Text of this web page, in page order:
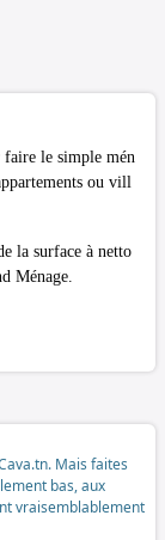
faire le simple mén
ou vill
la surface à netto
Ménage.
Mais faites
bas, aux
vraisemblablement